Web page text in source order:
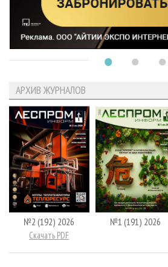
АРХИВ ЖУРНАЛОВ
№2 (192) 2026
Скачать PDF
№1 (191) 2026